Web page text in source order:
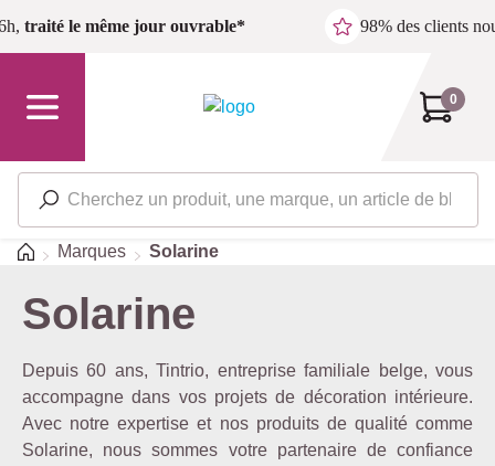
Passer au contenu principal
traité le même jour ouvrable* 98% des clients
0
Accueil
Marques Solarine
Solarine
Depuis 60 ans, Tintrio, entreprise familiale belge, vous
accompagne dans vos projets de décoration intérieure.
Avec notre expertise et nos produits de qualité comme
Solarine, nous sommes votre partenaire de confiance